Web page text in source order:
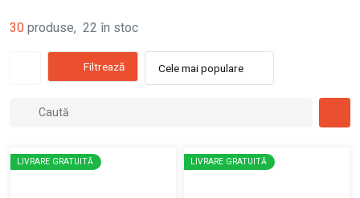
30 produse, 22 în stoc
Filtrează Cele mai populare
LIVRARE GRATUITĂ LIVRARE GRATUITĂ